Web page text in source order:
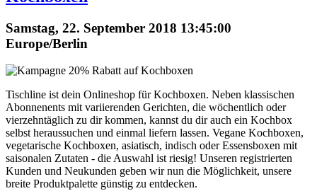
Samstag, 22. September 2018 13:45:00
Europe/Berlin
Tischline ist dein Onlineshop für Kochboxen. Neben klassischen
Abonnenents mit variierenden Gerichten, die wöchentlich oder
vierzehntäglich zu dir kommen, kannst du dir auch ein Kochbox
selbst heraussuchen und einmal liefern lassen. Vegane Kochboxen,
vegetarische Kochboxen, asiatisch, indisch oder Essensboxen mit
saisonalen Zutaten - die Auswahl ist riesig! Unseren registrierten
Kunden und Neukunden geben wir nun die Möglichkeit, unsere
breite Produktpalette günstig zu entdecken.